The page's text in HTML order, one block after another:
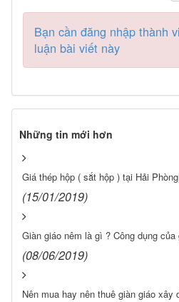
Bạn cần đăng nhập thành
luận bài viết này
Những tin mới hơn
Giá thép hộp ( sắt hộp ) tại Hải
(15/01/2019)
Giàn giáo nêm là gì ? Công dụng của
(08/06/2019)
Nên mua hay nên thuê giàn giáo xây